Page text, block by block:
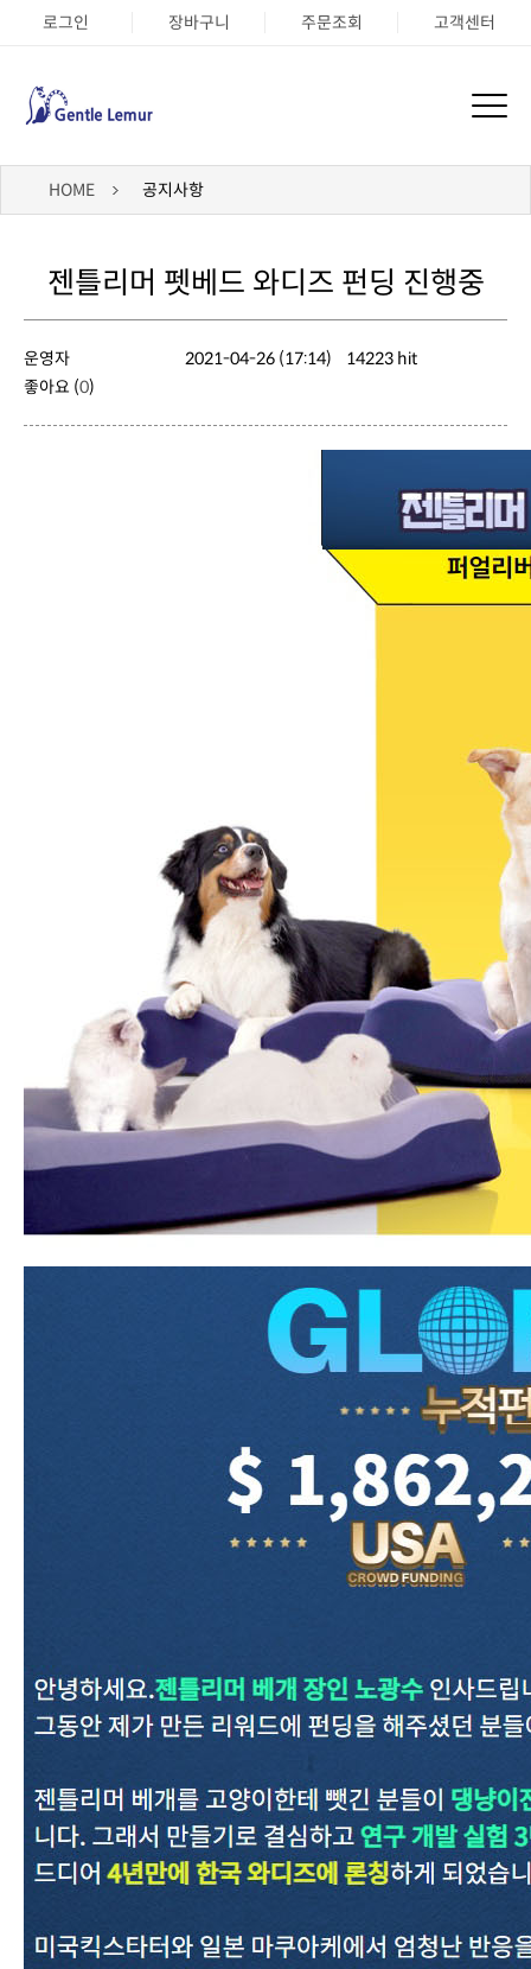
로그인 장바구니 주문조회 고객센터
HOME 공지사항
젠틀리머 펫베드 와디즈 펀딩 진행중
운영자 2021-04-26 (17:14)
14223 hit
좋아요 (0)